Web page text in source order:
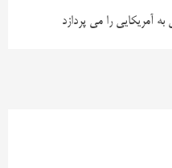
آمریکایی را می پردازد